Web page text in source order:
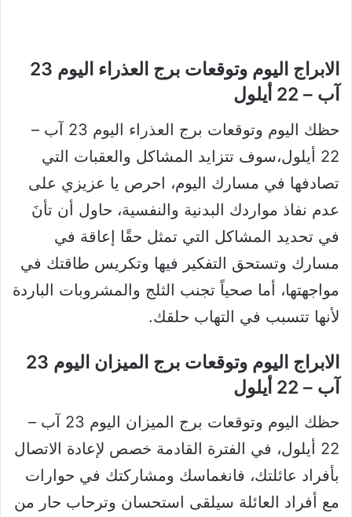
الابراج اليوم وتوقعات برج العذراء اليوم 23
آب – 22 أيلول
حظك اليوم وتوقعات برج العذراء اليوم 23 آب –
22 أيلول،سوف تتزايد المشاكل والعقبات التي
تصادفها في مسارك اليوم، احرص يا عزيزي على
عدم نفاذ مواردك البدنية والنفسية، حاول أن تأنَ
في تحديد المشاكل التي تمثل حقًا إعاقة في
مسارك وتستحق التفكير فيها وتكريس طاقتك في
مواجهتها، أما صحياً تجنب الثلج والمشروبات الباردة
لأنها تتسبب في التهاب حلقك.
الابراج اليوم وتوقعات برج الميزان اليوم 23
آب – 22 أيلول
حظك اليوم وتوقعات برج الميزان اليوم 23 آب –
22 أيلول، في الفترة القادمة خصص لإعادة الاتصال
بأفراد عائلتك، فانغماسك ومشاركتك في حوارات
مع أفراد العائلة سيلقى استحسان وترحاب حار من